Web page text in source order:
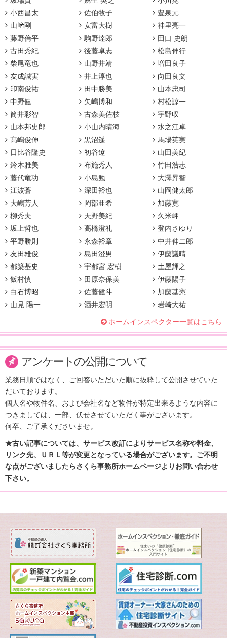
小西昌太
佐伯牧子
豊泉元
山﨑剛
安富大樹
神里亮一
藤野倫平
駒野達郎
田口 史朗
古田秀紀
後藤卓志
松島伸行
柴尾竜也
山野井靖
増田良子
友成誠実
井上淳也
向田良文
印南俊祐
田中勝美
山本忠司
中野健
矢嶋博和
村松諒一
筒井彩智
古森美佐枝
宇野収
山本邦史郎
小山内晴海
水之江卓
髙嶋俊伸
黒沼遥
馬場英実
日比谷隆史
初谷遼
山田美紀
鈴木雅美
布施秀人
竹田浩志
藤代竜功
小島勉
大澤昇智
江波蒼
深田裕也
山岡健太郎
大嶋芳人
岡部亜希
加藤寛
柳秀夫
天野美紀
久米岬
坂上哲也
高橋澄礼
登内さゆり
平野勝則
永森裕章
中井伸二郎
友田雄俊
島田澄男
伊藤議晴
都築基史
宇都宮 宏樹
土屋輝之
飯村慎
田原奈保美
伊藤陽子
白石博昭
佐藤健斗
加藤基憲
山見 陽一
酒井宏明 岩崎大祐
ホームインスペクター一覧はこちら
アンケートの公開について
業務日順ではなく、ご回答いただいた順に抜粋して公開させていた
だいております。
個人名や物件名、および会社名など物件が特定出来るような内容に
つきましては、一部、伏せさせていただく事がございます。
何卒、ご了承くださいませ。
★古い記事については、サービス改訂によりサービス名称や料金、
リンク先、ＵＲＬ等が変更となっている場合がございます。ご不明
な点がございましたらさくら事務所ホームページよりお問い合わせ
下さい。